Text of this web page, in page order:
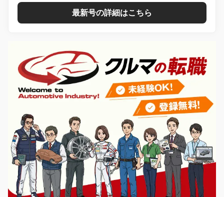
最新号の詳細はこちら